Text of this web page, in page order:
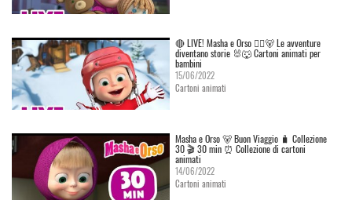
🔴 LIVE! Masha e Orso 👱‍♀️🐻 Le avventure
diventano storie 🐰🐺 Cartoni animati per
bambini
15/06/2022
Cartoni animati
Masha e Orso 🐻 Buon Viaggio 🧳 Сollezione
30 🎬 30 min ⏰ Collezione di cartoni
animati
14/06/2022
Cartoni animati